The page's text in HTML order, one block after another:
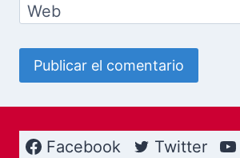
Web
Facebook Twitter